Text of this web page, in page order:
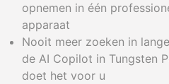
opnemen in één
apparaat
Nooit meer zoeken in
de AI Copilot in Tungsten
doet het voor u